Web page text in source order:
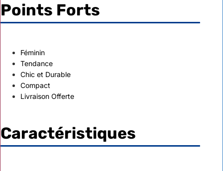
Points Forts
Féminin
Tendance
Chic et Durable
Compact
Livraison Offerte
Caractéristiques